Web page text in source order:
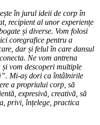
în jurul ideii de corp în
recipient al unor experiențe
și diverse. Vom folosi
coregrafice pentru a
dar și felul în care dansul
Ne vom antrena
și vom descoperi multiple
Mi-aș dori ca întâlnirile
a propriului corp, să
expresivă, creativă, să
privi, înțelege, practica